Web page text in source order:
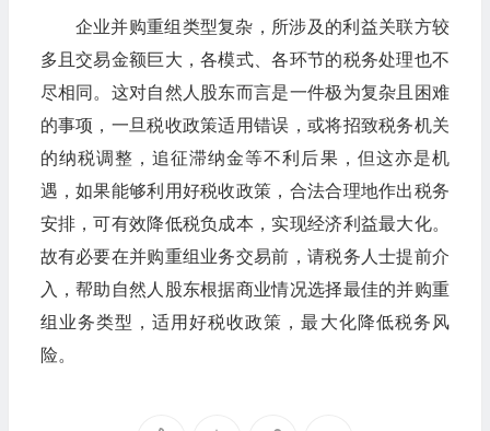
企业并购重组类型复杂，所涉及的利益关联方较
多且交易金额巨大，各模式、各环节的税务处理也不
尽相同。这对自然人股东而言是一件极为复杂且困难
的事项，一旦税收政策适用错误，或将招致税务机关
的纳税调整，追征滞纳金等不利后果，但这亦是机
遇，如果能够利用好税收政策，合法合理地作出税务
安排，可有效降低税负成本，实现经济利益最大化。
故有必要在并购重组业务交易前，请税务人士提前介
入，帮助自然人股东根据商业情况选择最佳的并购重
组业务类型，适用好税收政策，最大化降低税务风
险。